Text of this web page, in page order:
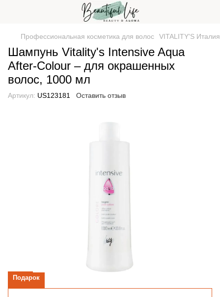
Профессиональная косметика для волос VITALITY'S Италия
Шампунь Vitality's Intensive Aqua
After-Colour – для окрашенных
волос, 1000 мл
Артикул: US123181 Оставить отзыв
Подарок